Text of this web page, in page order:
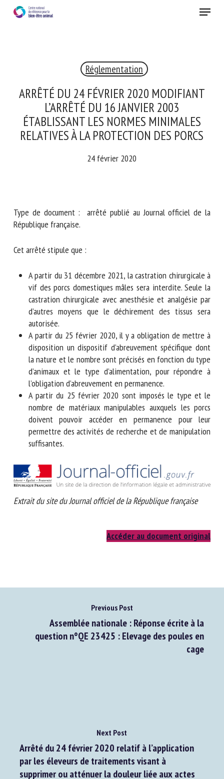
Menu
Réglementation
ARRÊTÉ DU 24 FÉVRIER 2020 MODIFIANT
L’ARRÊTÉ DU 16 JANVIER 2003
ÉTABLISSANT LES NORMES MINIMALES
RELATIVES À LA PROTECTION DES PORCS
24 février 2020
Type de document : arrêté publié au Journal officiel de la
République française.
Cet arrêté stipule que :
A partir du 31 décembre 2021, la castration chirurgicale
à vif des porcs domestiques mâles sera interdite. Seule
la castration chirurgicale avec anesthésie et analgésie
par d’autres moyens que le déchirement des tissus sera
autorisée.
A partir du 25 février 2020, il y a obligation de mettre
à disposition un dispositif d’abreuvement spécifique
dont la nature et le nombre sont précisés en fonction
du type d’animaux et le type d’alimentation, pour
répondre à l’obligation d’abreuvement en permanence.
A partir du 25 février 2020 sont imposés le type et le
nombre de matériaux manipulables auxquels les porcs
doivent pouvoir accéder en permanence pour leur
permettre des activités de recherche et de
manipulation suffisantes.
Extrait du site du Journal officiel de la République française
Accéder au document original
Previous Post
Assemblée nationale : Réponse écrite à la
question n°QE 23425 : Elevage des poules en
cage
Next Post
Arrêté du 24 février 2020 relatif à l’application
par les éleveurs de traitements visant à
supprimer ou atténuer la douleur liée aux actes
RECEVEZ CHAQUE MOIS GRATUITEMENT
LES DERNIÈRES ACTUALITÉS SUR LE BIEN-ÊTRE
ANIMAL
Nom *
Organisme *
E-mail *
En soumettant ce formulaire, j'accepte que les
informations saisies soient utilisées dans le cadre de la
relation avec le CNR BEA. *
Les champs suivis de * sont obligatoires